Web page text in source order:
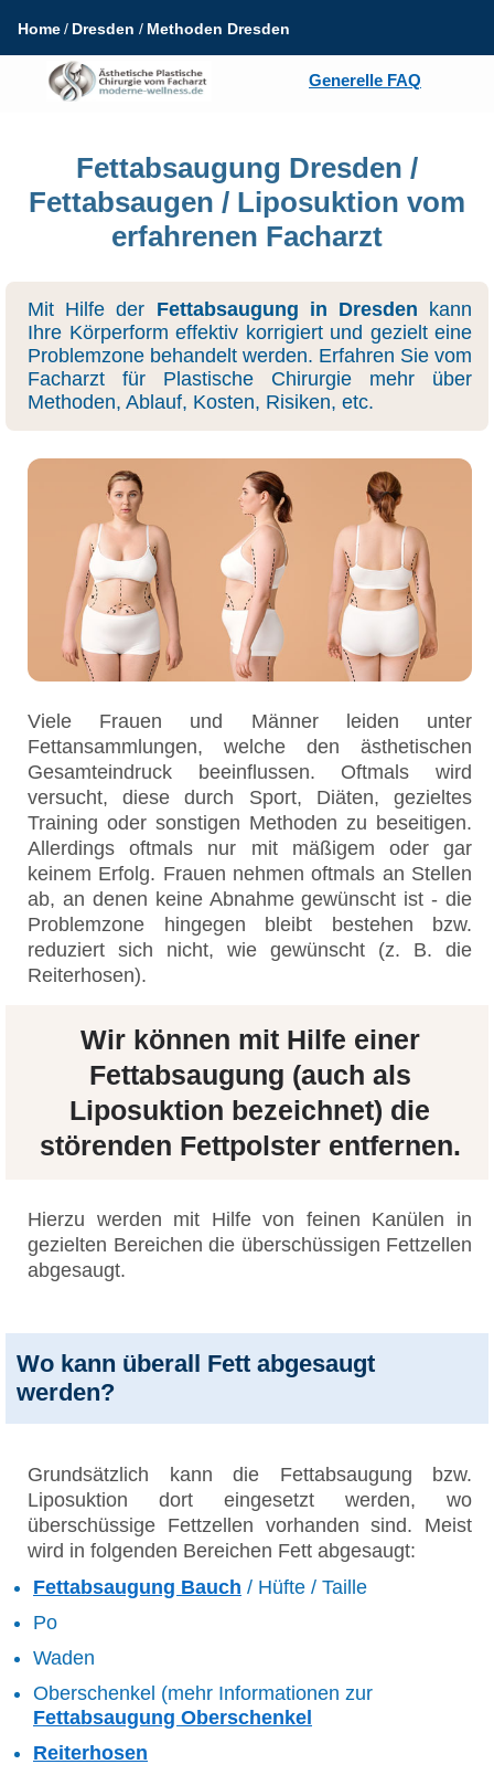
Generelle FAQ
Home Dresden Methoden Dresden
Fettabsaugung Dresden /
Fettabsaugen / Liposuktion vom
erfahrenen Facharzt
Mit Hilfe der Fettabsaugung in Dresden kann
Ihre Körperform effektiv korrigiert und gezielt eine
Problemzone behandelt werden. Erfahren Sie vom
Facharzt für Plastische Chirurgie mehr über
Methoden, Ablauf, Kosten, Risiken, etc.
Viele Frauen und Männer leiden unter
Fettansammlungen, welche den ästhetischen
Gesamteindruck beeinflussen. Oftmals wird
versucht, diese durch Sport, Diäten, gezieltes
Training oder sonstigen Methoden zu beseitigen.
Allerdings oftmals nur mit mäßigem oder gar
keinem Erfolg. Frauen nehmen oftmals an Stellen
ab, an denen keine Abnahme gewünscht ist - die
Problemzone hingegen bleibt bestehen bzw.
reduziert sich nicht, wie gewünscht (z. B. die
Reiterhosen).
Wir können mit Hilfe einer
Fettabsaugung (auch als
Liposuktion bezeichnet) die
störenden Fettpolster entfernen.
Hierzu werden mit Hilfe von feinen Kanülen in
gezielten Bereichen die überschüssigen Fettzellen
abgesaugt.
Wo kann überall Fett abgesaugt
werden?
Grundsätzlich kann die Fettabsaugung bzw.
Liposuktion dort eingesetzt werden, wo
überschüssige Fettzellen vorhanden sind. Meist
wird in folgenden Bereichen Fett abgesaugt:
Fettabsaugung Bauch / Hüfte / Taille
Po
Waden
Oberschenkel (mehr Informationen zur
Fettabsaugung Oberschenkel
Reiterhosen